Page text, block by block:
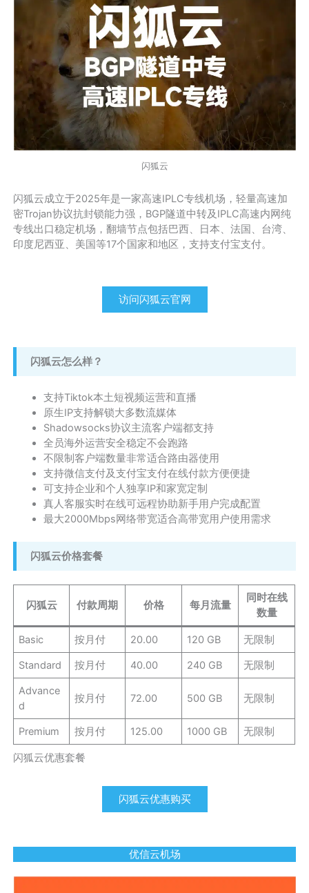
闪狐云
闪狐云成立于2025年是一家高速IPLC专线机场，轻量高速加
密Trojan协议抗封锁能力强，BGP隧道中转及IPLC高速内网纯
专线出口稳定机场，翻墙节点包括巴西、日本、法国、台湾、
印度尼西亚、美国等17个国家和地区，支持支付宝支付。
访问闪狐云官网
闪狐云怎么样？
支持Tiktok本土短视频运营和直播
原生IP支持解锁大多数流媒体
Shadowsocks协议主流客户端都支持
全员海外运营安全稳定不会跑路
不限制客户端数量非常适合路由器使用
支持微信支付及支付宝支付在线付款方便便捷
可支持企业和个人独享IP和家宽定制
真人客服实时在线可远程协助新手用户完成配置
最大2000Mbps网络带宽适合高带宽用户使用需求
闪狐云价格套餐
闪狐云 付款周期 价格 每月流量
同时在线
数量
Basic 按月付 20.00 120 GB 无限制
Standard 按月付 40.00 240 GB 无限制
Advance
d
按月付 72.00 500 GB 无限制
Premium 按月付 125.00 1000 GB 无限制
闪狐云优惠套餐
闪狐云优惠购买
优信云机场